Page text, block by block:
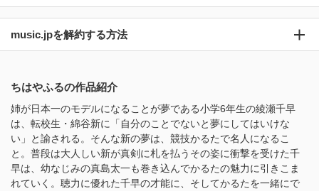
music.jpを解約する方法
ちはやふるの作品紹介
姉が日本一のモデルになることが夢である小学6年生の綾瀬千早
は、転校生・綿谷新に「自分のことでないと夢にしてはいけな
い」と諭される。そんな新の夢は、競技かるたで名人になるこ
と。普段は大人しい新が真剣に札を払うその姿に衝撃を受けた千
早は、幼なじみの真島太一も巻き込んでかるたの魅力に引きこま
れていく。聴力に優れた千早の才能に、そしてかるたを一緒にで